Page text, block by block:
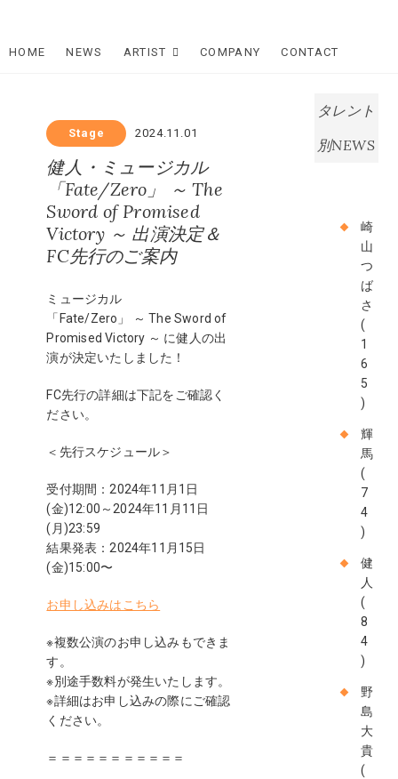
content
Company
スタードリ
ームカンパ
HOME NEWS ARTIST COMPANY CONTACT
Stage 2024.11.01
健人・ミュージカル
「Fate/Zero」 ～ The
Sword of Promised
Victory ～ 出演決定＆
FC先行のご案内
ミュージカル
「Fate/Zero」 ～ The Sword of
Promised Victory ～ に健人の出
演が決定いたしました！
FC先行の詳細は下記をご確認く
ださい。
＜先行スケジュール＞
受付期間：2024年11月1日
(金)12:00～2024年11月11日
(月)23:59
結果発表：2024年11月15日
(金)15:00〜
お申し込みはこちら
※複数公演のお申し込みもできま
す。
※別途手数料が発生いたします。
※詳細はお申し込みの際にご確認
ください。
＝＝＝＝＝＝＝＝＝＝＝
タレント
別NEWS
崎
山
つ
ば
さ
(
1
6
5
)
輝
馬
(
7
4
)
健
人
(
8
4
)
野
島
大
貴
(